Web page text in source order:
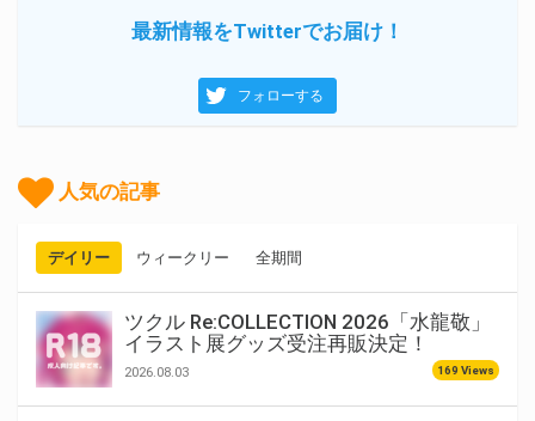
最新情報をTwitterでお届け！
フォローする
人気の記事
デイリー ウィークリー 全期間
ツクル Re:COLLECTION 2026「水龍敬」
イラスト展グッズ受注再販決定！
2026.08.03 169 Views